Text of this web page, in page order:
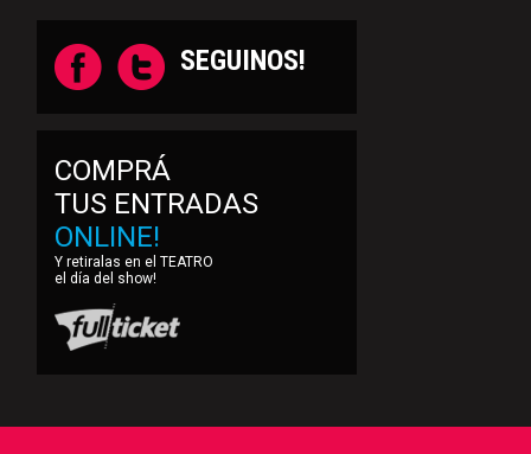
SEGUINOS!
COMPRÁ
TUS ENTRADAS
ONLINE!
Y retiralas en el TEATRO
el día del show!